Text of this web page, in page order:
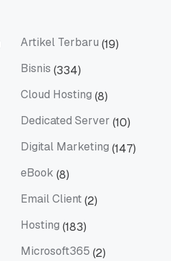
Artikel Terbaru (19)
Bisnis (334)
Cloud Hosting (8)
Dedicated Server (10)
Digital Marketing (147)
eBook (8)
Email Client(2)
Hosting (183)
Microsoft365 (2)